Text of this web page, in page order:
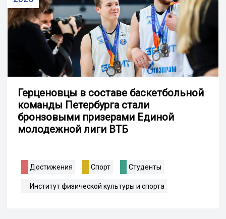
Герценовцы в составе баскетбольной
команды Петербурга стали
бронзовыми призерами Единой
молодежной лиги ВТБ
Достижения Спорт Студенты
Институт физической культуры и спорта